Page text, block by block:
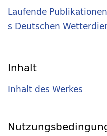
Laufende
s Deutschen
Inhalt
Inhalt des Werkes